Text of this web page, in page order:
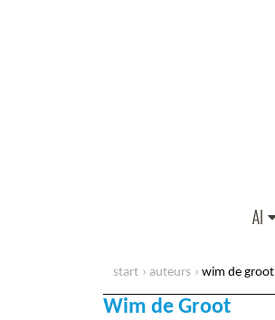
AI
start auteurs wim de groot
Wim de Groot